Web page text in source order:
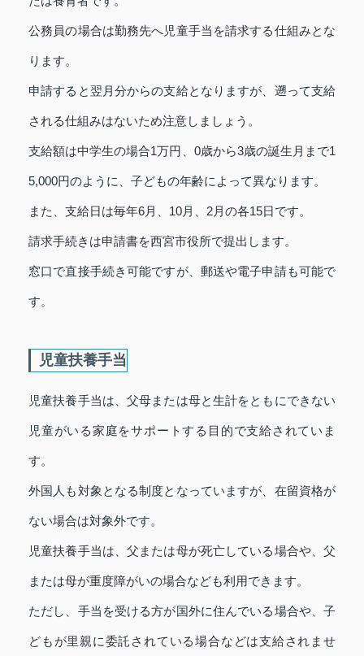
公務員の場合は勤務先へ児童手当を請求する仕組みとな
ります。
申請すると翌月分からの支給となりますが、遡って支給
される仕組みはないため注意しましょう。
支給額は中学生の場合1万円、0歳から3歳の誕生月まで1
5,000円のように、子どもの年齢によって異なります。
また、支給日は毎年6月、10月、2月の各15日です。
請求手続きは申請書を西宮市役所で提出します。
窓口で直接手続き可能ですが、郵送や電子申請も可能で
す。
児童扶養手当
児童扶養手当は、父母または母と生計をともにできない
児童がいる家庭をサポートする目的で支給されていま
す。
外国人も対象となる制度となっていますが、在留資格が
ない場合は対象外です。
児童扶養手当は、父または母が死亡している場合や、父
または母が重度障がいの場合なども利用できます。
ただし、手当を受ける方が国外に住んでいる場合や、子
どもが里親に委託されている場合などは支給されませ